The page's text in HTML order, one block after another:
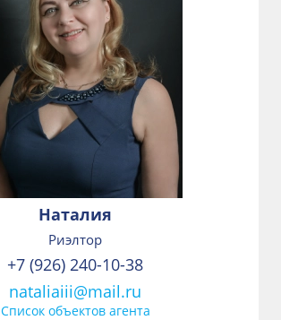
Наталия
Риэлтор
+7 (926) 240-10-38
nataliaiii@mail.ru
Список объектов агента